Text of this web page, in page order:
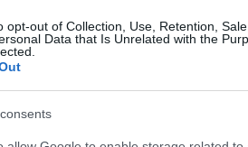
opt-out of Collection, Use, Retention,
Data that Is Unrelated with the
,
az ukrán frontra